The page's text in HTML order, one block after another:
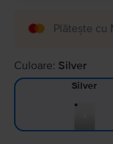
Plătește cu
Culoare: Silver
Silver